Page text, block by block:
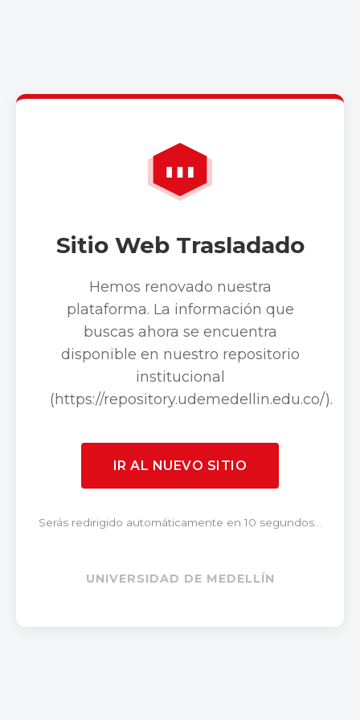
Sitio Web Trasladado
Hemos renovado nuestra
plataforma. La información que
buscas ahora se encuentra
disponible en nuestro repositorio
institucional
(https://repository.udemedellin.edu.co/).
IR AL NUEVO SITIO
Serás redirigido automáticamente en 10 segundos...
UNIVERSIDAD DE MEDELLÍN